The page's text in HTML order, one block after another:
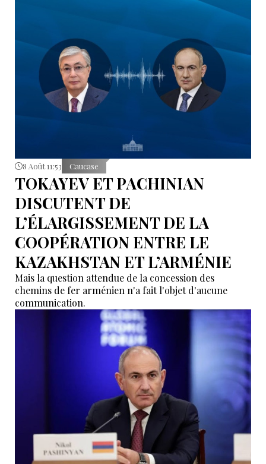
8 Août 11:53 Caucase
TOKAYEV ET PACHINIAN
DISCUTENT DE
L’ÉLARGISSEMENT DE LA
COOPÉRATION ENTRE LE
KAZAKHSTAN ET L’ARMÉNIE
Mais la question attendue de la concession des
chemins de fer arménien n'a fait l'objet d'aucune
communication.